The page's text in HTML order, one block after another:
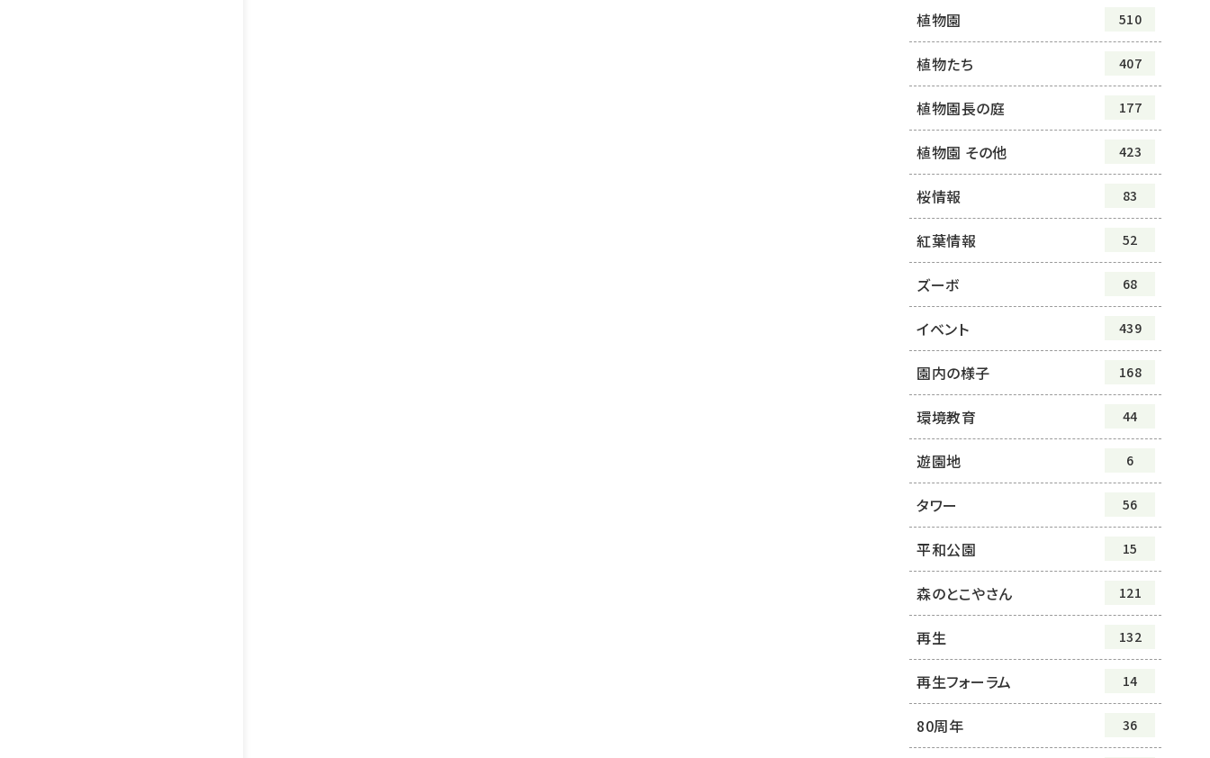
植物園 510
植物たち 407
植物園長の庭 177
植物園 その他 423
桜情報 83
紅葉情報 52
ズーボ 68
イベント 439
園内の様子 168
環境教育 44
遊園地 6
タワー 56
平和公園 15
森のとこやさん 121
再生 132
再生フォーラム 14
80周年 36